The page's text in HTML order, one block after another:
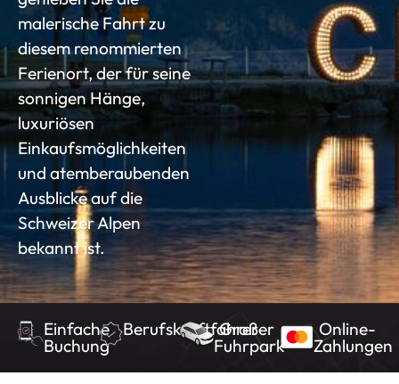
malerische Fahrt zu
diesem renommierten
Ferienort, der für seine
sonnigen Hänge,
luxuriösen
Einkaufsmöglichkeiten
und atemberaubenden
Ausblicke auf die
Schweizer Alpen
bekannt ist.
Einfache
Buchung
Berufskraftfahrer
Großer
Fuhrpark
Online-
Zahlungen